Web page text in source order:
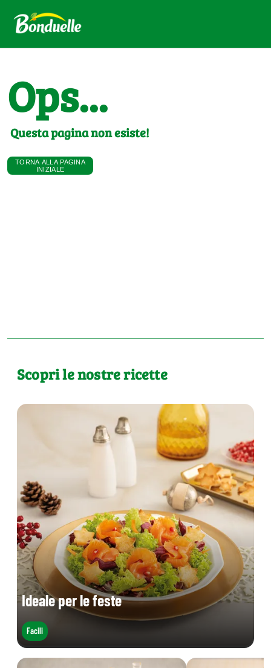
Ops...
Questa pagina non esiste!
TORNA ALLA PAGINA
INIZIALE
Scopri le nostre ricette
Ideale per le feste
Facili